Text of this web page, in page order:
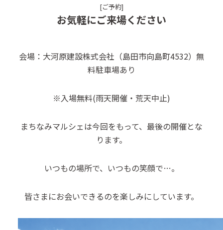
[ご予約]
お気軽にご来場ください
会場：大河原建設株式会社（島田市向島町4532）無
料駐車場あり
※入場無料(雨天開催・荒天中止)
まちなみマルシェは今回をもって、最後の開催とな
ります。
いつもの場所で、いつもの笑顔で…。
皆さまにお会いできるのを楽しみにしています。